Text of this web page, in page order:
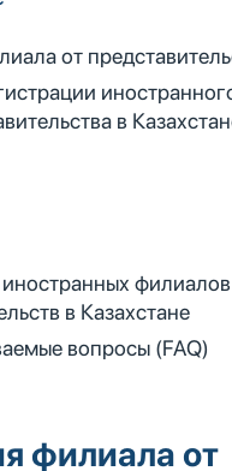
от
в
в Казахстане
вопросы (FAQ)
филиала от